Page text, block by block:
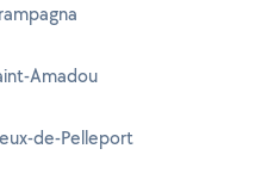
Amadou
de-Pelleport